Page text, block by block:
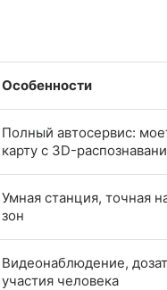
Особенности
Полный автосервис:
карту с 3D-
Умная станция, точная
зон
Видеонаблюдение,
участия человека